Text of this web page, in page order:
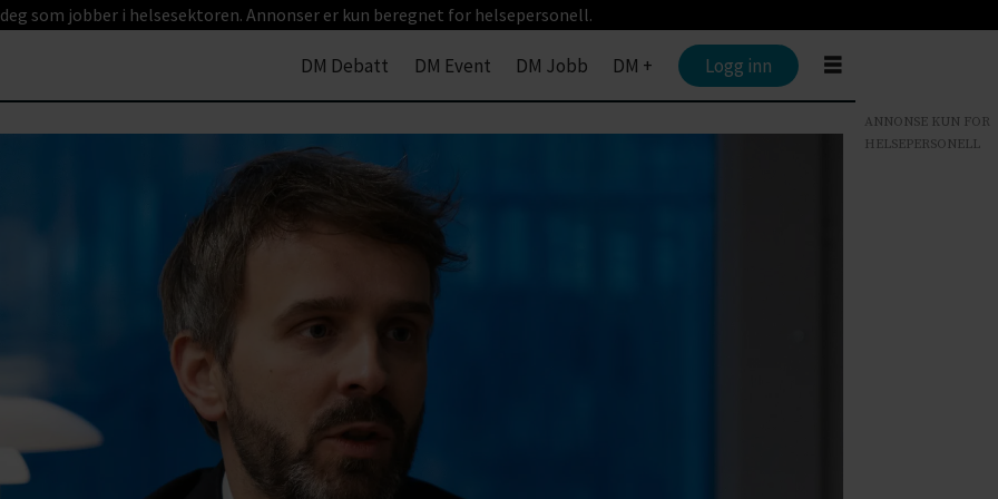
som jobber i helsesektoren. Annonser er kun beregnet for helsepersonell.
DM Debatt DM Event DM Jobb DM + Logg inn
ANNONSE KUN FOR
HELSEPERSONELL